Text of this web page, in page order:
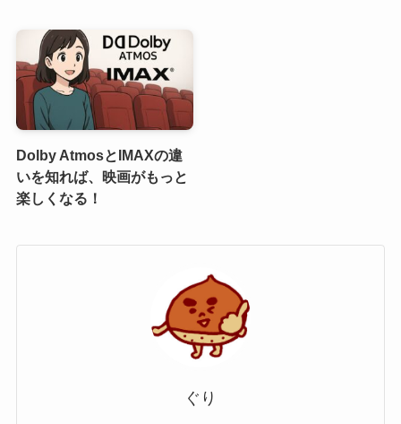
Dolby AtmosとIMAXの違
いを知れば、映画がもっと
楽しくなる！
ぐり